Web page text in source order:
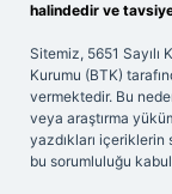
halindedir ve
Sitemiz, 5651
Kurumu (BTK)
vermektedir. Bu
veya araştırma
yazdıkları
bu sorumluluğu kabul